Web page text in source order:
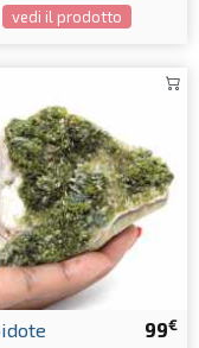
vedi il prodotto
99€